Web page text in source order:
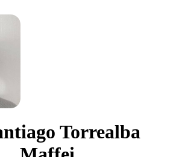
Torrealba